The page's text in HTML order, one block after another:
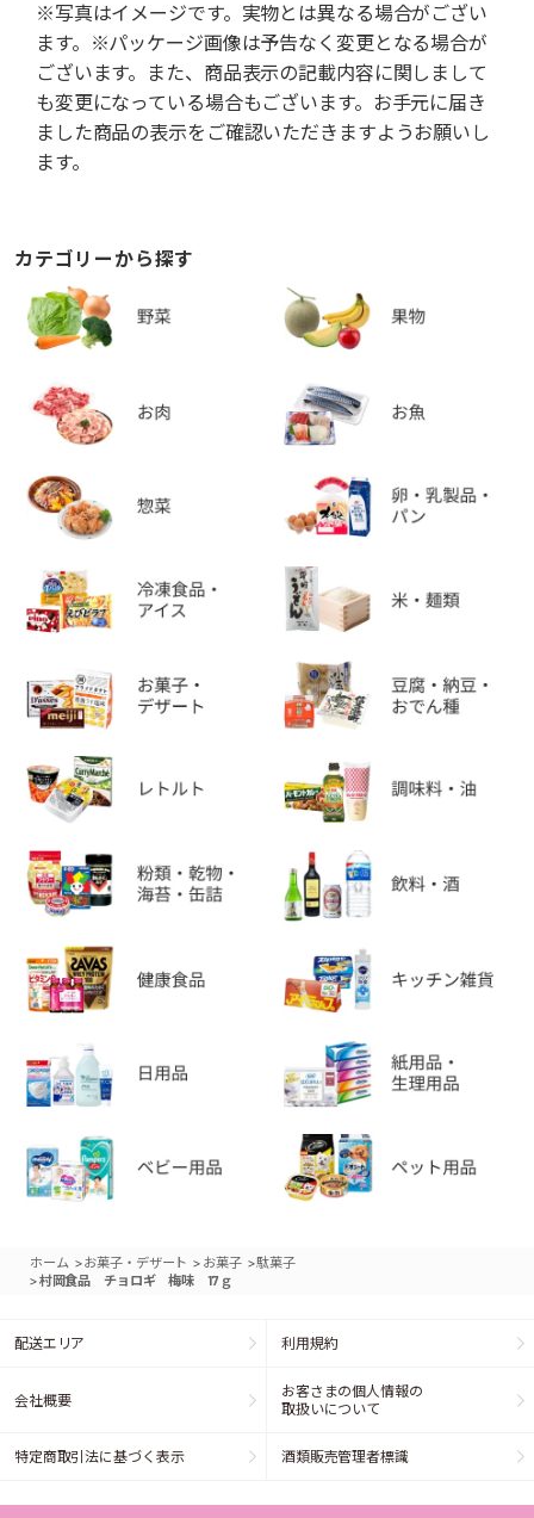
※写真はイメージです。実物とは異なる場合がござい
ます。※パッケージ画像は予告なく変更となる場合が
ございます。また、商品表示の記載内容に関しまして
も変更になっている場合もございます。お手元に届き
ました商品の表示をご確認いただきますようお願いし
ます。
カテゴリーから探す
ホーム >お菓子・デザート > お菓子 >駄菓子
>村岡食品 チョロギ 梅味 17ｇ
配送エリア 利用規約
会社概要
お客さまの個人情報の
取扱いについて
特定商取引法に基づく表示 酒類販売管理者標識